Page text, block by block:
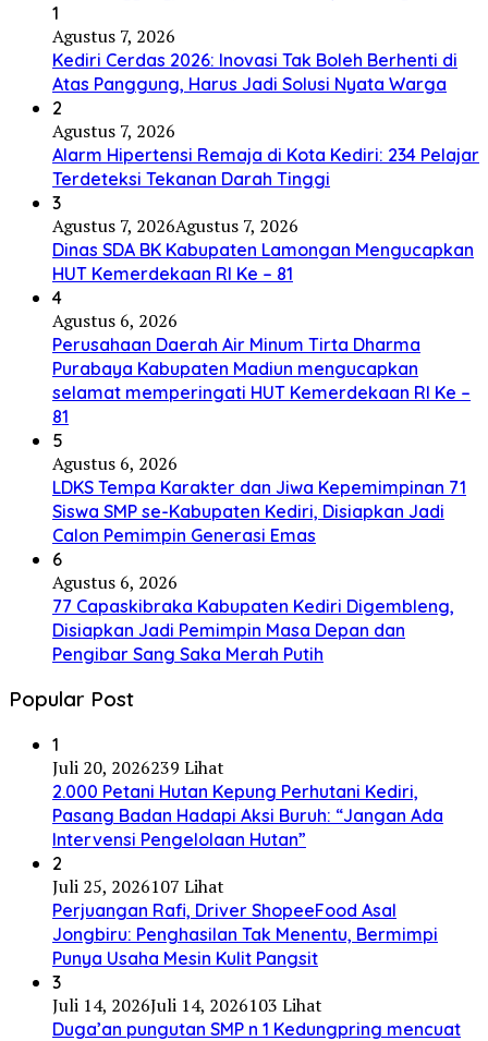
1
Agustus 7, 2026
Kediri Cerdas 2026: Inovasi Tak Boleh Berhenti di
Atas Panggung, Harus Jadi Solusi Nyata Warga
2
Agustus 7, 2026
Alarm Hipertensi Remaja di Kota Kediri: 234 Pelajar
Terdeteksi Tekanan Darah Tinggi
3
Agustus 7, 2026Agustus 7, 2026
Dinas SDA BK Kabupaten Lamongan Mengucapkan
HUT Kemerdekaan RI Ke – 81
4
Agustus 6, 2026
Perusahaan Daerah Air Minum Tirta Dharma
Purabaya Kabupaten Madiun mengucapkan
selamat memperingati HUT Kemerdekaan RI Ke –
81
5
Agustus 6, 2026
LDKS Tempa Karakter dan Jiwa Kepemimpinan 71
Siswa SMP se-Kabupaten Kediri, Disiapkan Jadi
Calon Pemimpin Generasi Emas
6
Agustus 6, 2026
77 Capaskibraka Kabupaten Kediri Digembleng,
Disiapkan Jadi Pemimpin Masa Depan dan
Pengibar Sang Saka Merah Putih
Popular Post
1
Juli 20, 2026239 Lihat
2.000 Petani Hutan Kepung Perhutani Kediri,
Pasang Badan Hadapi Aksi Buruh: “Jangan Ada
Intervensi Pengelolaan Hutan”
2
Juli 25, 2026107 Lihat
Perjuangan Rafi, Driver ShopeeFood Asal
Jongbiru: Penghasilan Tak Menentu, Bermimpi
Punya Usaha Mesin Kulit Pangsit
3
Juli 14, 2026Juli 14, 2026103 Lihat
Duga’an pungutan SMP n 1 Kedungpring mencuat